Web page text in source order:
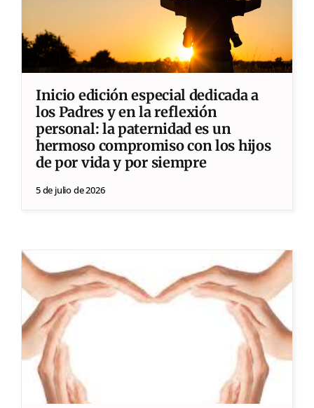
Inicio edición especial dedicada a
los Padres y en la reflexión
personal: la paternidad es un
hermoso compromiso con los hijos
de por vida y por siempre
5 de julio de 2026